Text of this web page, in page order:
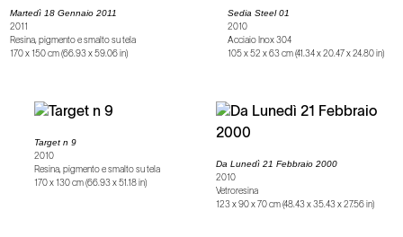
Martedì 18 Gennaio 2011
2011
Resina, pigmento e smalto su tela
170 x 150 cm (66.93 x 59.06 in)
Sedia Steel 01
2010
Acciaio Inox 304
105 x 52 x 63 cm (41.34 x 20.47 x 24.80 in)
Target n 9
2010
Resina, pigmento e smalto su tela
170 x 130 cm (66.93 x 51.18 in)
Da Lunedì 21 Febbraio 2000
2010
Vetroresina
123 x 90 x 70 cm (48.43 x 35.43 x 27.56 in)